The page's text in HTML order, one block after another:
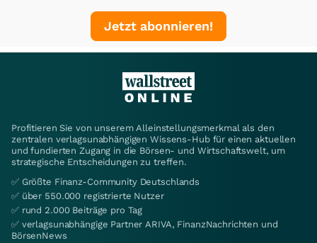
Jetzt abonnieren!
Profitieren Sie von unserem Alleinstellungsmerkmal als den
zentralen verlagsunabhängigen Wissens-Hub für einen aktuellen
und fundierten Zugang in die Börsen- und Wirtschaftswelt, um
strategische Entscheidungen zu treffen.
✅ Größte Finanz-Community Deutschlands
✅ über 550.000 registrierte Nutzer
✅ rund 2.000 Beiträge pro Tag
✅ verlagsunabhängige Partner ARIVA, FinanzNachrichten und
BörsenNews